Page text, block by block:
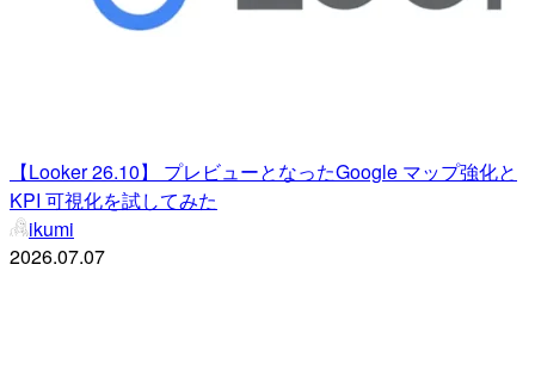
【Looker 26.10】 プレビューとなったGoogle マップ強化と
KPI 可視化を試してみた
ikumi
2026.07.07